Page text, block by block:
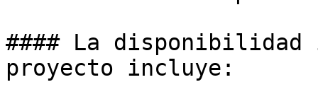
#### La disponibilidad
proyecto incluye: